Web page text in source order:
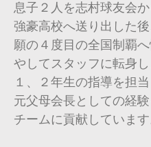
息子２人を志村球友会
強豪高校へ送り出した
願の４度目の全国制覇
やしてスタッフに転身し
１、２年生の指導を担当
元父母会長としての経
チームに貢献しています